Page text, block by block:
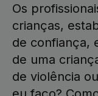
Os
crianças,
de confiança,
de uma
de violência